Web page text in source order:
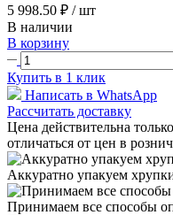
5 998.50 ₽ / шт
В наличии
В корзину
Купить в 1 клик
Написать в WhatsApp
Рассчитать доставку
Цена действительна
отличаться от цен в
Аккуратно упакуем
Принимаем все способы